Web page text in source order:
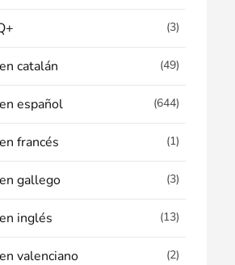
(3)
catalán (49)
español (644)
francés (1)
gallego (3)
inglés (13)
valenciano (2)